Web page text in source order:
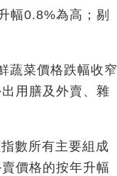
幅0.8%為高；剔
蔬菜價格跌幅收窄
用膳及外賣、雜
數所有主要組成
價格的按年升幅